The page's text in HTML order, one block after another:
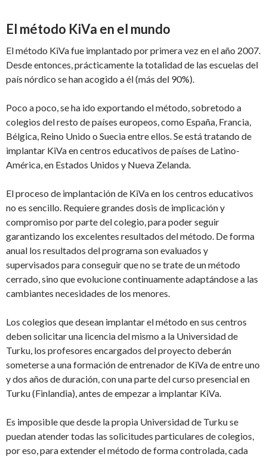
El método KiVa en el mundo
El método KiVa fue implantado por primera vez en el año 2007.
Desde entonces, prácticamente la totalidad de las escuelas del
país nórdico se han acogido a él (más del 90%).
Poco a poco, se ha ido exportando el método, sobretodo a
colegios del resto de países europeos, como España, Francia,
Bélgica, Reino Unido o Suecia entre ellos. Se está tratando de
implantar KiVa en centros educativos de países de Latino-
América, en Estados Unidos y Nueva Zelanda.
El proceso de implantación de KiVa en los centros educativos
no es sencillo. Requiere grandes dosis de implicación y
compromiso por parte del colegio, para poder seguir
garantizando los excelentes resultados del método. De forma
anual los resultados del programa son evaluados y
supervisados para conseguir que no se trate de un método
cerrado, sino que evolucione continuamente adaptándose a las
cambiantes necesidades de los menores.
Los colegios que desean implantar el método en sus centros
deben solicitar una licencia del mismo a la Universidad de
Turku, los profesores encargados del proyecto deberán
someterse a una formación de entrenador de KiVa de entre uno
y dos años de duración, con una parte del curso presencial en
Turku (Finlandia), antes de empezar a implantar KiVa.
Es imposible que desde la propia Universidad de Turku se
puedan atender todas las solicitudes particulares de colegios,
por eso, para extender el método de forma controlada, cada